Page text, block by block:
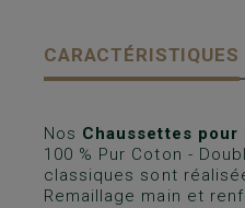
CARACTÉRISTIQUES
Nos Chaussettes pour
100 % Pur Coton -
classiques sont
Remaillage main et